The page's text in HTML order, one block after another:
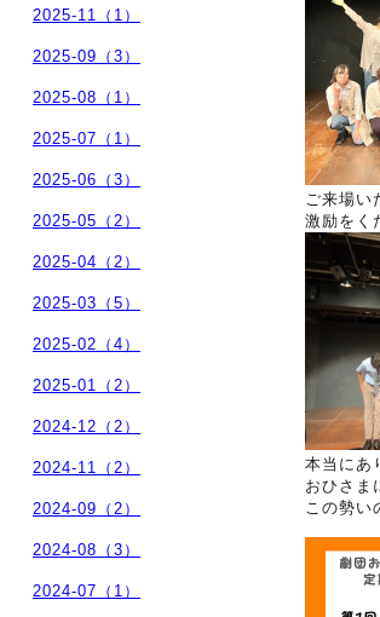
ご来場い
激励をく
本当にあ
おひさま
この勢い
2025-11（1）
2025-09（3）
2025-08（1）
2025-07（1）
2025-06（3）
2025-05（2）
2025-04（2）
2025-03（5）
2025-02（4）
2025-01（2）
2024-12（2）
2024-11（2）
2024-09（2）
2024-08（3）
2024-07（1）